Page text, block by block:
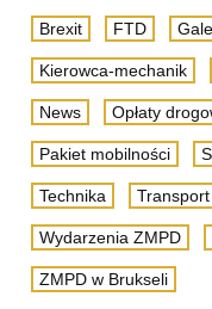
Brexit FTD
Kierowca-mechanik
News Opłaty
Pakiet mobilności
Technika
Wydarzenia ZMPD
ZMPD w Brukseli